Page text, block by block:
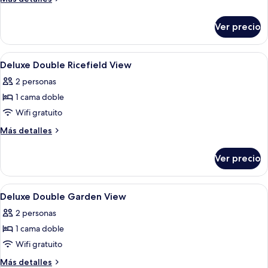
ejecutiva
Ver precio
Abrir
todas
las
fotos
de
Deluxe
View
Una bandeja con una tetera negra,
6
Deluxe Double Ricefield View
2 personas
1 cama doble
Wifi gratuito
Más detalles
Más
Double
Ricefield
View
Ver precio
Abrir
todas
las
fotos
de
Deluxe
3
Deluxe Double Garden View
2 personas
1 cama doble
Wifi gratuito
Más detalles
Más